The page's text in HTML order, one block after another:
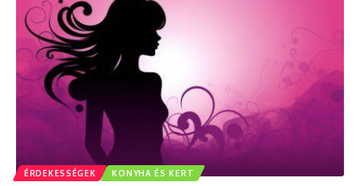
ÉRDEKESSÉGEK KONYHA ÉS KERT